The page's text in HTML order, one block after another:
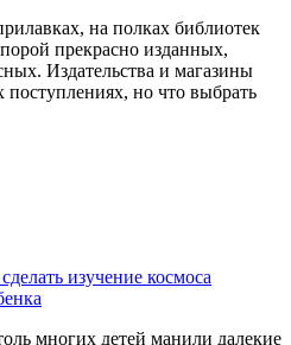
на полках библиотек
прекрасно изданных,
Издательства и магазины
но что выбрать
изучение космоса
многих детей манили далекие